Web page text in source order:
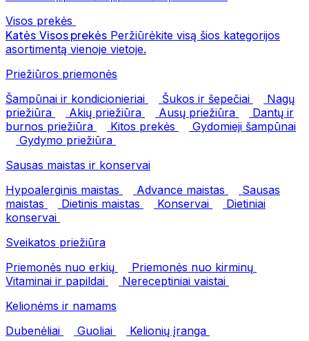
Visos prekės
Katės Visos prekės Peržiūrėkite visą šios kategorijos
asortimentą vienoje vietoje.
Priežiūros priemonės
Šampūnai ir kondicionieriai
Šukos ir šepečiai
Nagų
priežiūra
Akių priežiūra Ausų priežiūra
Dantų ir
burnos priežiūra
Kitos prekės
Gydomieji šampūnai
Gydymo priežiūra
Sausas maistas ir konservai
Hypoalerginis maistas
Advance maistas
Sausas
maistas
Dietinis maistas Konservai
Dietiniai
konservai
Sveikatos priežiūra
Priemonės nuo erkių
Priemonės nuo kirminų
Vitaminai ir papildai
Nereceptiniai vaistai
Kelionėms ir namams
Dubenėliai
Guoliai
Kelionių įranga